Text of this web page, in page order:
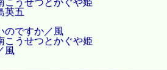
こうせつとかぐや姫
英五
のですか／風
こうせつとかぐや姫
風